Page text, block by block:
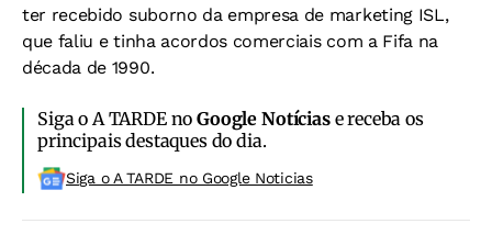
ter recebido suborno da empresa de marketing ISL,
que faliu e tinha acordos comerciais com a Fifa na
década de 1990.
Siga o A TARDE noGoogle Notíciase receba os
principais destaques do dia.
Siga o A TARDE no Google Noticias